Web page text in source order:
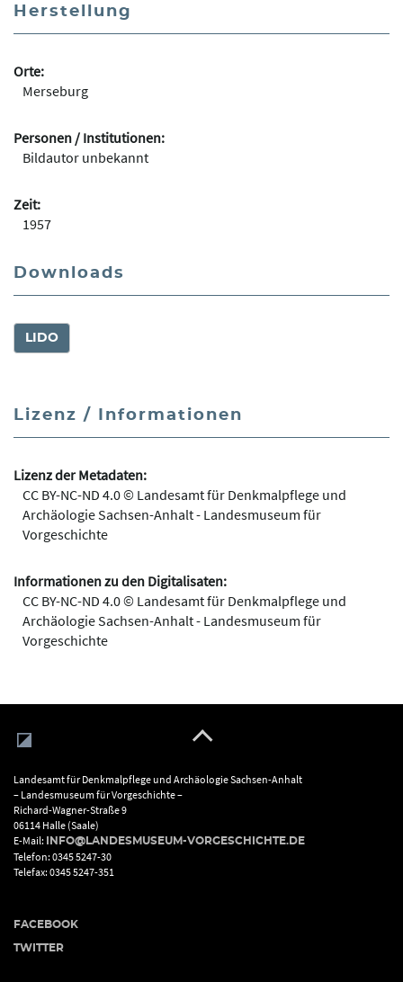
Herstellung
Orte:
Merseburg
Personen / Institutionen:
Bildautor unbekannt
Zeit:
1957
Downloads
LIDO
Lizenz / Informationen
Lizenz der Metadaten:
CC BY-NC-ND 4.0 © Landesamt für Denkmalpflege und
Archäologie Sachsen-Anhalt - Landesmuseum für
Vorgeschichte
Informationen zu den Digitalisaten:
CC BY-NC-ND 4.0 © Landesamt für Denkmalpflege und
Archäologie Sachsen-Anhalt - Landesmuseum für
Vorgeschichte
Landesamt für Denkmalpflege und Archäologie Sachsen-Anhalt
– Landesmuseum für Vorgeschichte –
Richard-Wagner-Straße 9
06114 Halle (Saale)
E-Mail:
INFO@LANDESMUSEUM-VORGESCHICHTE.DE
Telefon: 0345 5247-30
Telefax: 0345 5247-351
FACEBOOK
TWITTER